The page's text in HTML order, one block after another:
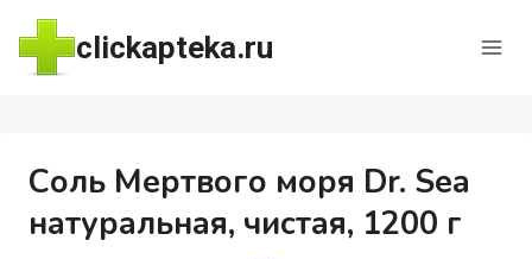
Перейти
содержимому
clickapteka.ru
Соль Мертвого моря Dr. Sea
натуральная, чистая, 1200 г